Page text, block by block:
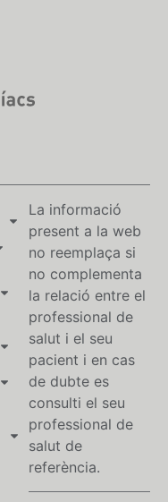
La informació
present a la web
no reemplaça si
no complementa
la relació entre el
professional de
salut i el seu
pacient i en cas
de dubte es
consulti el seu
professional de
salut de
referència.